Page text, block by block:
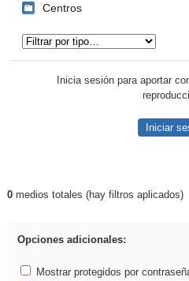
Centros
Inicia sesión para aportar
Iniciar
Resultados de: VDj
0medios totales (hay filtros aplicados)
Opciones adicionales:
Mostrar protegidos por